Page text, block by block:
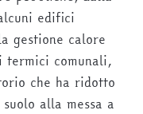
edifici
gestione calore
comunali,
che ha ridotto
alla messa a